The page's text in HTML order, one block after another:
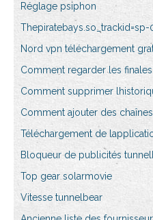
Réglage psiphon
Thepiratebays.so_trackid=sp-
Nord vpn téléchargement
Comment regarder les
Comment supprimer
Comment ajouter des
Téléchargement de
Bloqueur de publicités
Top gear solarmovie
Vitesse tunnelbear